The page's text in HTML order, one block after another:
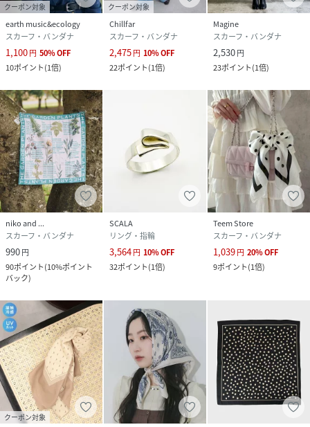
クーポン対象
earth music&ecology
スカーフ・バンダナ
1,100円 50%OFF
10ポイント(1倍)
クーポン対象
Chillfar
スカーフ・バンダナ
2,475円 10%OFF
22ポイント(1倍)
Magine
スカーフ・バンダナ
2,530円
23ポイント(1倍)
niko and ...
スカーフ・バンダナ
990円
90ポイント(10%ポイント
バック)
SCALA
リング・指輪
3,564円 10%OFF
32ポイント(1倍)
Teem Store
スカーフ・バンダナ
1,039円 20%OFF
9ポイント(1倍)
クーポン対象